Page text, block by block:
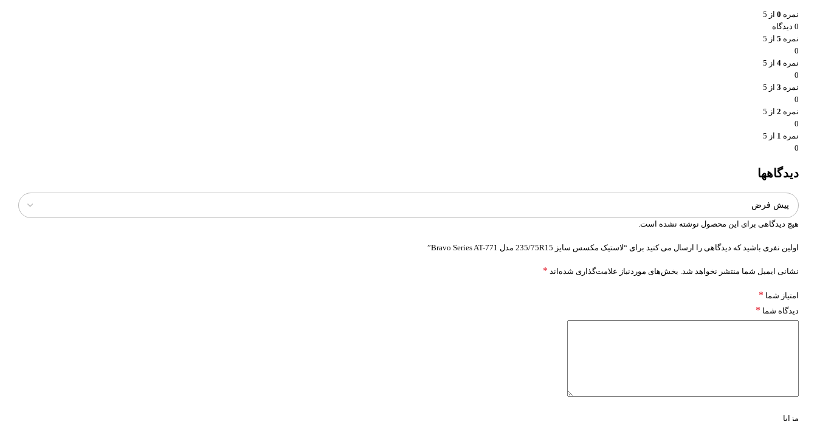
نمره 0 از 5
0 دیدگاه
نمره 5 از 5
0
نمره 4 از 5
0
نمره 3 از 5
0
نمره 2 از 5
0
نمره 1 از 5
0
دیدگاهها
هیچ دیدگاهی برای این محصول نوشته نشده است.
اولین نفری باشید که دیدگاهی را ارسال می کنید برای “لاستیک مکسس سایز 235/75R15 مدل Bravo Series AT-771”
نشانی ایمیل شما منتشر نخواهد شد. بخش‌های موردنیاز علامت‌گذاری شده‌اند *
امتیاز شما *
دیدگاه شما *
مزایا
واتساپ